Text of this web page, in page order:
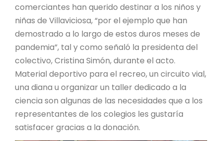
comerciantes han querido destinar a los niños y
niñas de Villaviciosa, “por el ejemplo que han
demostrado a lo largo de estos duros meses de
pandemia”, tal y como señaló la presidenta del
colectivo, Cristina Simón, durante el acto.
Material deportivo para el recreo, un circuito vial,
una diana u organizar un taller dedicado a la
ciencia son algunas de las necesidades que a los
representantes de los colegios les gustaría
satisfacer gracias a la donación.